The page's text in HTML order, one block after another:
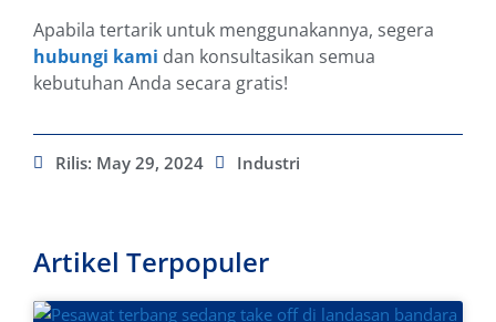
Apabila tertarik untuk menggunakannya, segera
hubungi kami dan konsultasikan semua
kebutuhan Anda secara gratis!
Rilis: May 29, 2024 Industri
Artikel Terpopuler